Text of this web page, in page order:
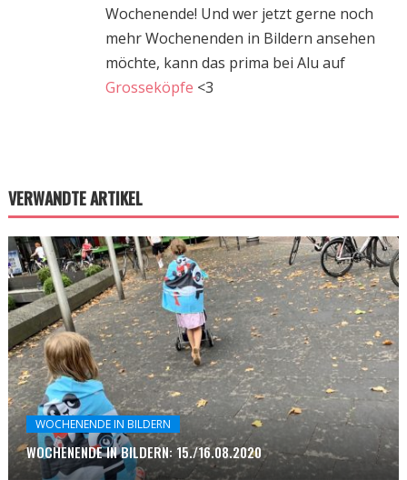
Wochenende! Und wer jetzt gerne noch
mehr Wochenenden in Bildern ansehen
möchte, kann das prima bei Alu auf
Grosseköpfe <3
VERWANDTE ARTIKEL
WOCHENENDE IN BILDERN
WOCHENENDE IN BILDERN: 15./16.08.2020